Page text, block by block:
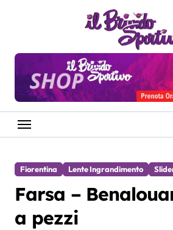
Fiorentina Lente Ingrandimento
Farsa –
a pezzi